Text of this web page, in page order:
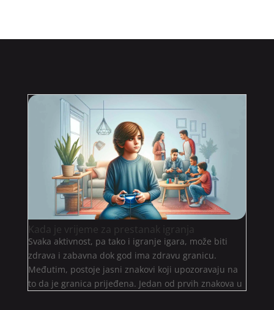
Kada je vrijeme za prestanak igranja
Svaka aktivnost, pa tako i igranje igara, može biti
zdrava i zabavna dok god ima zdravu granicu.
Međutim, postoje jasni znakovi koji upozoravaju na
to da je granica prijeđena. Jedan od prvih znakova u